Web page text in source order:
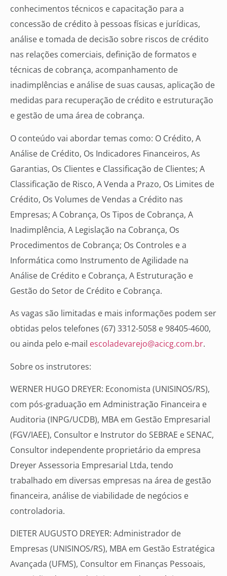
conhecimentos técnicos e capacitação para a
concessão de crédito à pessoas físicas e jurídicas,
análise e tomada de decisão sobre riscos de crédito
nas relações comerciais, definição de formatos e
técnicas de cobrança, acompanhamento de
inadimplências e análise de suas causas, aplicação de
medidas para recuperação de crédito e estruturação
e gestão de uma área de cobrança.
O conteúdo vai abordar temas como: O Crédito, A
Análise de Crédito, Os Indicadores Financeiros, As
Garantias, Os Clientes e Classificação de Clientes; A
Classificação de Risco, A Venda a Prazo, Os Limites de
Crédito, Os Volumes de Vendas a Crédito nas
Empresas; A Cobrança, Os Tipos de Cobrança, A
Inadimplência, A Legislação na Cobrança, Os
Procedimentos de Cobrança; Os Controles e a
Informática como Instrumento de Agilidade na
Análise de Crédito e Cobrança, A Estruturação e
Gestão do Setor de Crédito e Cobrança.
As vagas são limitadas e mais informações podem ser
obtidas pelos telefones (67) 3312-5058 e 98405-4600,
ou ainda pelo e-mail escoladevarejo@acicg.com.br.
Sobre os instrutores:
WERNER HUGO DREYER: Economista (UNISINOS/RS),
com pós-graduação em Administração Financeira e
Auditoria (INPG/UCDB), MBA em Gestão Empresarial
(FGV/IAEE), Consultor e Instrutor do SEBRAE e SENAC,
Consultor independente proprietário da empresa
Dreyer Assessoria Empresarial Ltda, tendo
trabalhado em diversas empresas na área de gestão
financeira, análise de viabilidade de negócios e
controladoria.
DIETER AUGUSTO DREYER: Administrador de
Empresas (UNISINOS/RS), MBA em Gestão Estratégica
Avançada (UFMS), Consultor em Finanças Pessoais,